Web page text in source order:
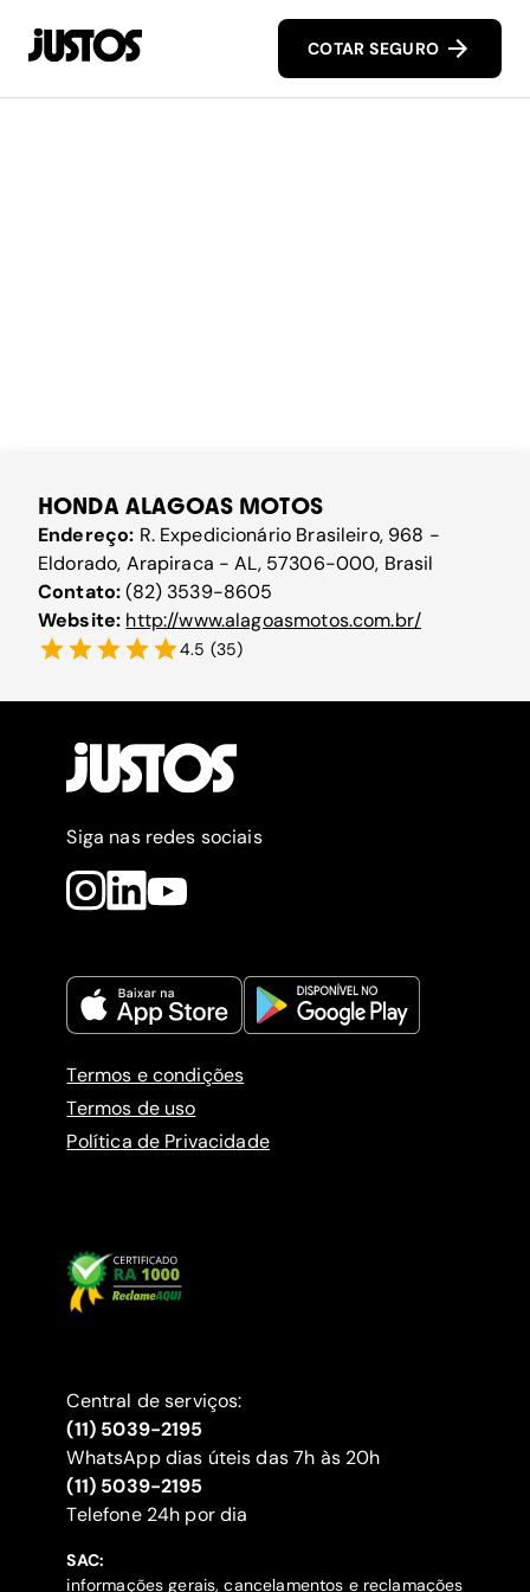
COTAR SEGURO
HONDA ALAGOAS MOTOS
Endereço: R. Expedicionário Brasileiro, 968 -
Eldorado, Arapiraca - AL, 57306-000, Brasil
Contato:(82) 3539-8605
Website: http://www.alagoasmotos.com.br/
4.5 (35)
Siga nas redes sociais
Termos e condições
Termos de uso
Política de Privacidade
Central de serviços:
(11) 5039-2195
WhatsApp dias úteis das 7h às 20h
(11) 5039-2195
‍Telefone 24h por dia
SAC:
informações gerais, cancelamentos e reclamações